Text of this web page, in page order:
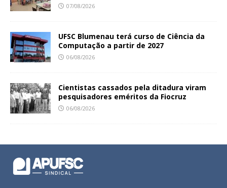
07/08/2026
UFSC Blumenau terá curso de Ciência da
Computação a partir de 2027
06/08/2026
Cientistas cassados pela ditadura viram
pesquisadores eméritos da Fiocruz
06/08/2026